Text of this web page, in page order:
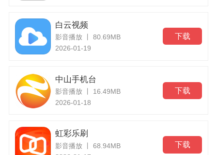
白云视频
影音播放 丨 80.69MB
2026-01-19
下载
中山手机台
影音播放 丨 16.49MB
2026-01-18
下载
虹彩乐刷
影音播放 丨 68.94MB
下载